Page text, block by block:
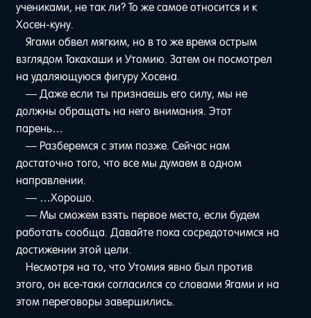
учениками, не так ли? То же самое относится и к
Хосен-куну.
Ягами обвел мягким, но в то же время острым
взглядом Такахаши и Утомию. Затем он посмотрел
на удаляющуюся фигуру Хосена.
— Даже если ты признаешь его силу, мы не
должны обращать на него внимания. Этот
парень…
— Разберемся с этим позже. Сейчас нам
достаточно того, что все мы думаем в одном
направлении.
— …Хорошо.
— Мы сможем взять первое место, если будем
работать сообща. Давайте пока сосредоточимся на
достижении этой цели.
Несмотря на то, что Утомия явно был против
этого, он все-таки согласился со словами Ягами и на
этом переговоры завершились.